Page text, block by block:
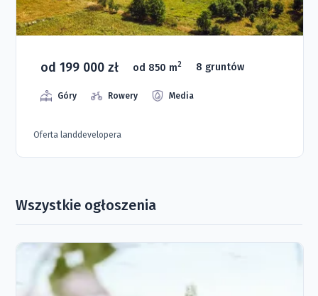
od 199 000 zł od 850 m2 8 gruntów
Góry Rowery Media
Oferta landdevelopera
Wszystkie ogłoszenia